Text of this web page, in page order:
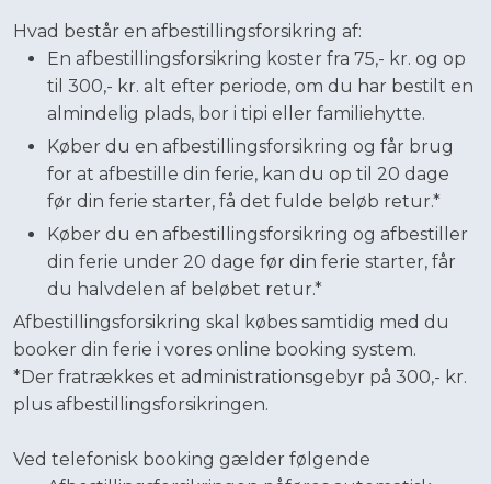
Hvad består en afbestillingsforsikring af:​
En afbestillingsforsikring koster fra 75,- kr. og op
til 300,- kr. alt efter periode, om du har bestilt en
almindelig plads, bor i tipi eller familiehytte.
Køber du en afbestillingsforsikring og får brug
for at afbestille din ferie, kan du op til 20 dage
før din ferie starter, få det fulde beløb retur.*​
Køber du en afbestillingsforsikring og afbestiller
din ferie under 20 dage før din ferie starter, får
du halvdelen af beløbet retur.*
Afbestillingsforsikring skal købes samtidig med du
booker din ferie i vores online booking system.
*Der fratrækkes et administrationsgebyr på 300,- kr.
plus afbestillingsforsikringen.
Ved telefonisk booking gælder følgende